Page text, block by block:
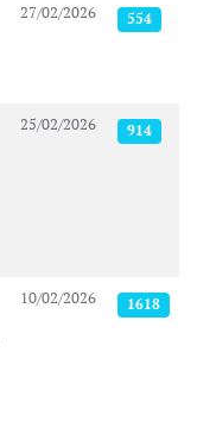
27/02/2026 554
25/02/2026 914
10/02/2026 1618